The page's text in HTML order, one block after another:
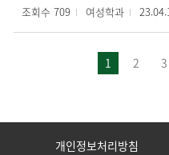
조회수 709 여성학과
1 2 3
개인정보처리방침